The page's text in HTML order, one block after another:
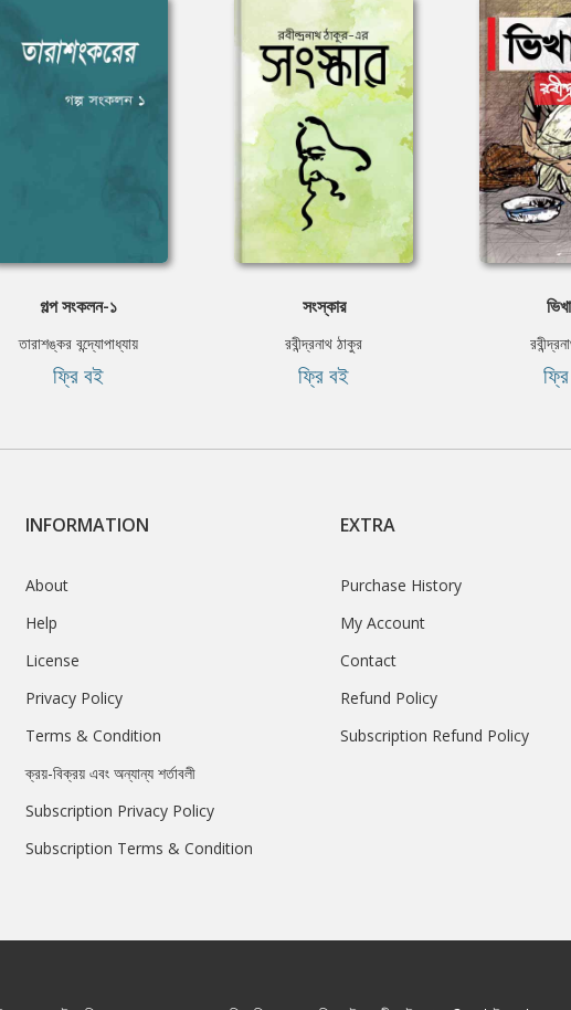
গল্প সংকলন-১
তারাশঙ্কর বন্দ্যোপাধ্যায়
ফ্রি বই
সংস্কার
রবীন্দ্রনাথ ঠাকুর
ফ্রি বই
INFORMATION
About
Help
License
Privacy Policy
Terms & Condition
ক্রয়-বিক্রয় এবং অন্যান্য শর্তাবলী
Subscription Privacy Policy
Subscription Terms & Condition
EXTRA
Purchase History
My Account
Contact
Refund Policy
Subscription Refund Policy